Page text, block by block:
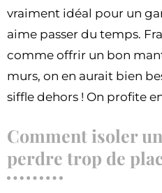
vraiment idéal pour un
aime passer du temps.
comme offrir un bon
murs, on en aurait bien
siffle dehors ! On profite
Comment isoler
perdre trop de